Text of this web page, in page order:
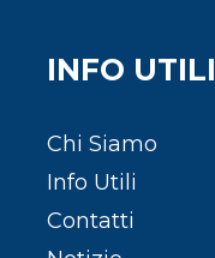
INFO UTILI
Chi Siamo
Info Utili
Contatti